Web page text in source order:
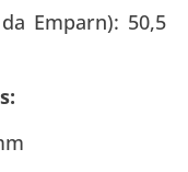
Emparn): 50,5